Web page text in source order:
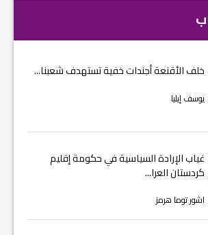
خلف الأقنعة أجندات خفية تستهدف شعبنا...
يوسف إيليا
غياب الإرادة السياسية في حكومة إقليم
كردستان العرا...
اشور توما هرمز